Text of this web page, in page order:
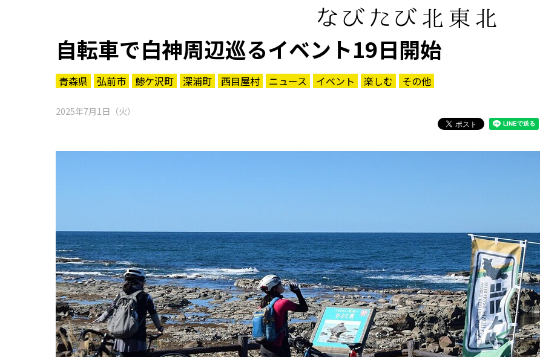
自転車で白神周辺巡るイベント19日開始
青森県 弘前市 鯵ケ沢町 深浦町 西目屋村 ニュース イベント 楽しむ その他
2025年7月1日（火）
パワースポット
まつり・イベント
おみやげ・特産
道の駅・産直
アウトドア・レジャー